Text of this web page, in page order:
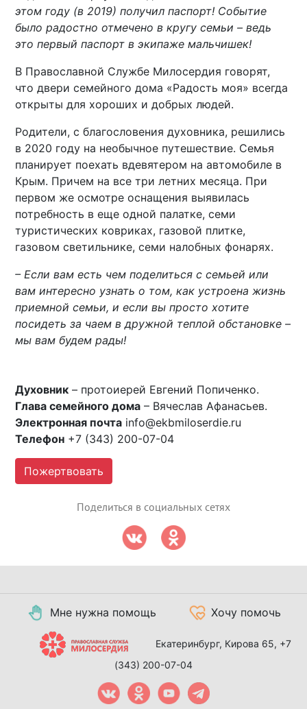
этом году (в 2019) получил паспорт! Событие
было радостно отмечено в кругу семьи – ведь
это первый паспорт в экипаже мальчишек!
В Православной Службе Милосердия говорят,
что двери семейного дома «Радость моя» всегда
открыты для хороших и добрых людей.
Родители, с благословения духовника, решились
в 2020 году на необычное путешествие. Семья
планирует поехать вдевятером на автомобиле в
Крым. Причем на все три летних месяца. При
первом же осмотре оснащения выявилась
потребность в еще одной палатке, семи
туристических ковриках, газовой плитке,
газовом светильнике, семи налобных фонарях.
– Если вам есть чем поделиться с семьей или
вам интересно узнать о том, как устроена жизнь
приемной семьи, и если вы просто хотите
посидеть за чаем в дружной теплой обстановке –
мы вам будем рады!
Духовник – протоиерей Евгений Попиченко.
Глава семейного дома – Вячеслав Афанасьев.
Электронная почта info@ekbmiloserdie.ru
Телефон +7 (343) 200-07-04
Пожертвовать
Поделиться в социальных сетях
Мне нужна помощь Хочу помочь
Екатеринбург, Кирова 65, +7
(343) 200-07-04